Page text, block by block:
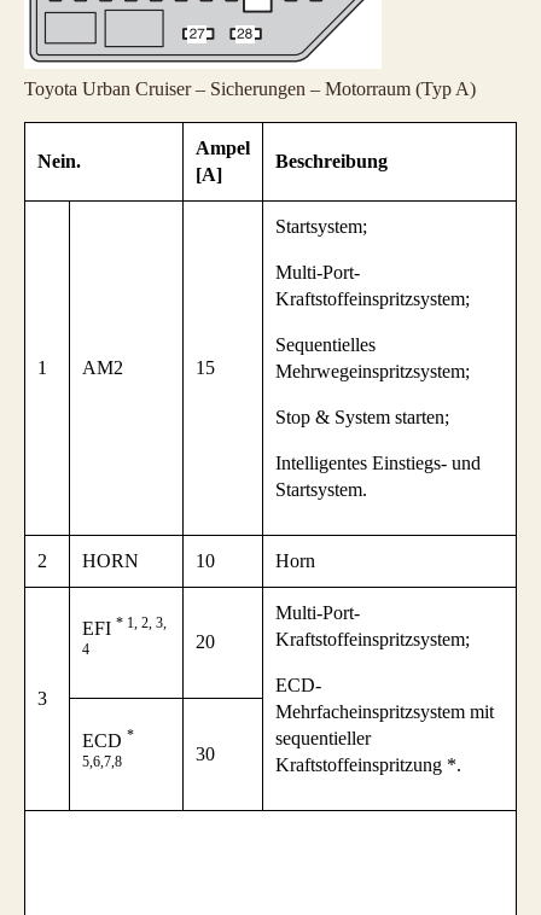
Toyota Urban Cruiser – Sicherungen – Motorraum (Typ A)
Nein.
Ampel
[A]
Beschreibung
1 AM2 15
Startsystem;
Multi-Port-
Kraftstoffeinspritzsystem;
Sequentielles
Mehrwegeinspritzsystem;
Stop & System starten;
Intelligentes Einstiegs- und
Startsystem.
2 HORN 10 Horn
3
EFI * 1, 2, 3,
4
20
Multi-Port-
Kraftstoffeinspritzsystem;
ECD-
Mehrfacheinspritzsystem mit
sequentieller
Kraftstoffeinspritzung *.
ECD *
5,6,7,8
30